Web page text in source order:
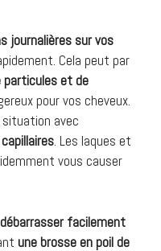
journalières sur vos
Cela peut par
particules et de
pour vos cheveux.
situation avec
. Les laques et
vous causer
facilement
une brosse en poil de